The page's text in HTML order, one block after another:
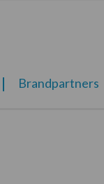
Brandpartners